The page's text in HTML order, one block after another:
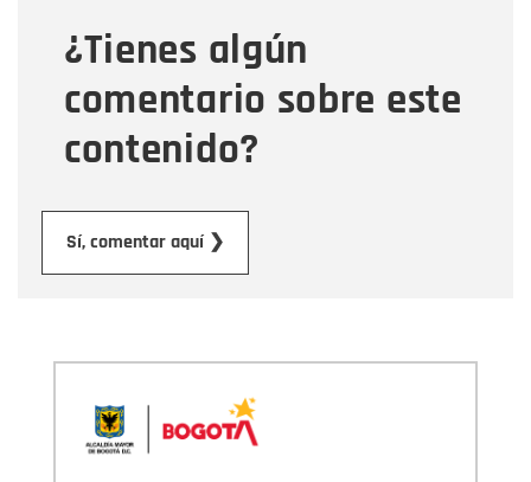
¿Tienes algún
comentario sobre este
contenido?
Sí, comentar aquí ❯
Mensaje